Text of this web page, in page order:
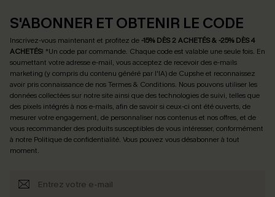
S'ABONNER ET OBTENIR LE CODE
Inscrivez-vous maintenant et profitez de -15% DÈS 2 ACHETÉS & -25% DÈS 4
ACHETÉS! *Un code par commande. Chaque code est valable une seule fois. En
soumettant votre adresse e-mail, vous acceptez de recevoir des e-mails
marketing (y compris du contenu généré par l'IA) de Cupshe et reconnaissez
avoir pris connaissance de nosTermes & Conditions. Nous pouvons utiliser les
données collectées sur notre site ainsi que des technologies de suivi, telles que
des pixels intégrés à nos e-mails, afin de savoir si ceux-ci ont été ouverts, de
mesurer votre engagement, de personnaliser nos contenus et nos offres, et de
vous recommander des produits susceptibles de vous intéresser, conformément
à notre Politique de confidentialité. Vous pouvez vous désabonner à tout
moment.